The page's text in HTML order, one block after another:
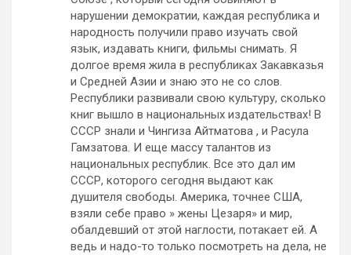
нарушении демократии, каждая республика и
народность получили право изучать свой
язык, издавать книги, фильмы снимать. Я
долгое время жила в республиках Закавказья
и Средней Азии и знаю это не со слов.
Республики развивали свою культуру, сколько
книг вышло в национальных издательствах! В
СССР знали и Чингиза Айтматова , и Расула
Гамзатова. И еще массу талантов из
национальных республик. Все это дал им
СССР, которого сегодня выдают как
душителя свободы. Америка, точнее США,
взяли себе право » жены Цезаря» и мир,
обалдевший от этой наглости, потакает ей. А
ведь и надо-то только посмотреть на дела, не